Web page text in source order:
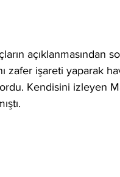
açıklanmasından
zafer işareti yaparak
Kendisini izleyen